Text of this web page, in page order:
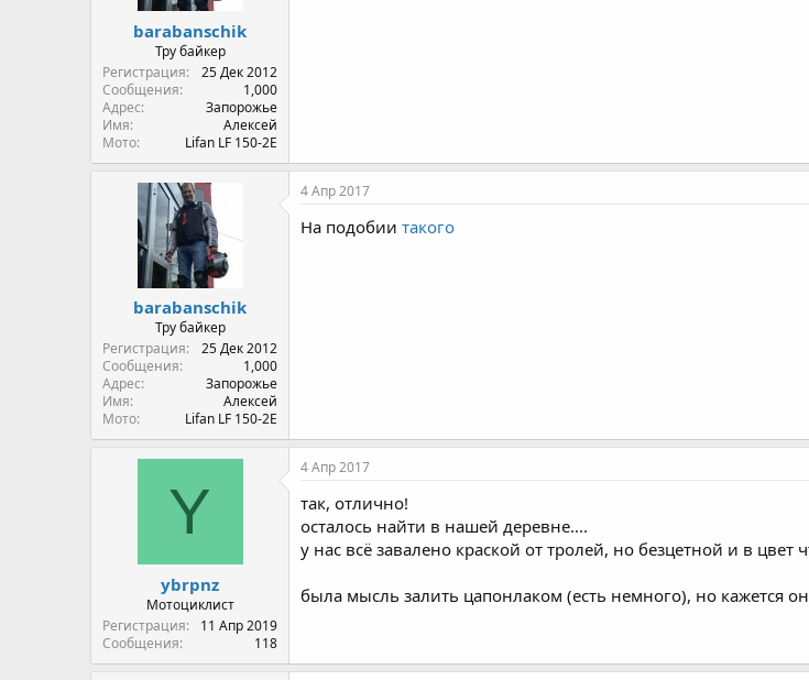
barabanschik
Тру байкер
Регистрация
25 Дек 2012
Сообщения
1,000
Адрес
Запорожье
Имя
Алексей
Мото
Lifan LF 150-2E
barabanschik
Тру байкер
Регистрация
25 Дек 2012
Сообщения
1,000
Адрес
Запорожье
Имя
Алексей
Мото
Lifan LF 150-2E
4 Апр 2017
На подобии такого
Y
ybrpnz
Мотоциклист
Регистрация
11 Апр 2019
Сообщения
118
4 Апр 2017
так, отлично!
осталось найти в нашей деревне....
у нас всё завалено краской от тролей, но безцетной и в
была мысль залить цапонлаком (есть немного), но кажется